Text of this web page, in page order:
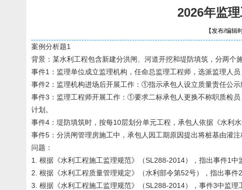
2026年监
【发布/编
案例分析题1
背景：某水利工程包含新建分洪闸、河道开挖和堤防填筑，分两个
事件1：监理单位成立监理机构，任命总监理工程师，选派监理人员
事件2：监理机构进场后开展工作：①指示承包人设立质量责任公
事件3：监理工程师开展工作：①要求二标承包人更换不称职质
计划。
事件4：堤防填筑时，按每10层划分单元工程，承包人依据《水利
事件5：分洪闸管理房施工中，承包人因工期原因提出将桩基由灌
问题：
1. 根据《水利工程施工监理规范》（SL288-2014），指出事件1中
2. 根据《水利工程质量管理规定》（水利部令第52号），指出事件
3. 根据《水利工程施工监理规范》（SL288-2014），事件3中监理